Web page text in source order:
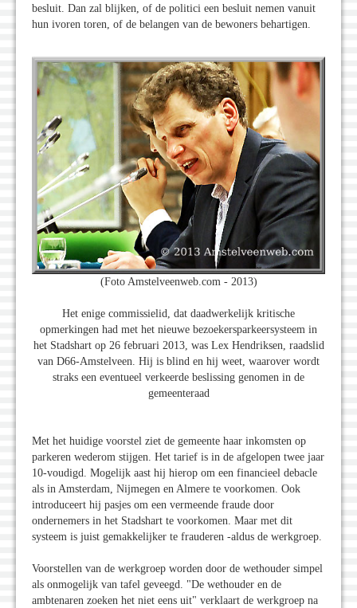
besluit. Dan zal blijken, of de politici een besluit nemen vanuit
hun ivoren toren, of de belangen van de bewoners behartigen.
(Foto Amstelveenweb.com - 2013)
Het enige commissielid, dat daadwerkelijk kritische
opmerkingen had met het nieuwe bezoekersparkeersysteem in
het Stadshart op 26 februari 2013, was Lex Hendriksen, raadslid
van D66-Amstelveen. Hij is blind en hij weet, waarover wordt
straks een eventueel verkeerde beslissing genomen in de
gemeenteraad
Met het huidige voorstel ziet de gemeente haar inkomsten op
parkeren wederom stijgen. Het tarief is in de afgelopen twee jaar
10-voudigd. Mogelijk aast hij hierop om een financieel debacle
als in Amsterdam, Nijmegen en Almere te voorkomen. Ook
introduceert hij pasjes om een vermeende fraude door
ondernemers in het Stadshart te voorkomen. Maar met dit
systeem is juist gemakkelijker te frauderen -aldus de werkgroep.
Voorstellen van de werkgroep worden door de wethouder simpel
als onmogelijk van tafel geveegd. "De wethouder en de
ambtenaren zoeken het niet eens uit" verklaart de werkgroep na